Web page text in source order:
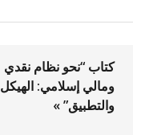
كتاب “نحو نظام نقدي
ومالي إسلامي: الهيكل
والتطبيق” »